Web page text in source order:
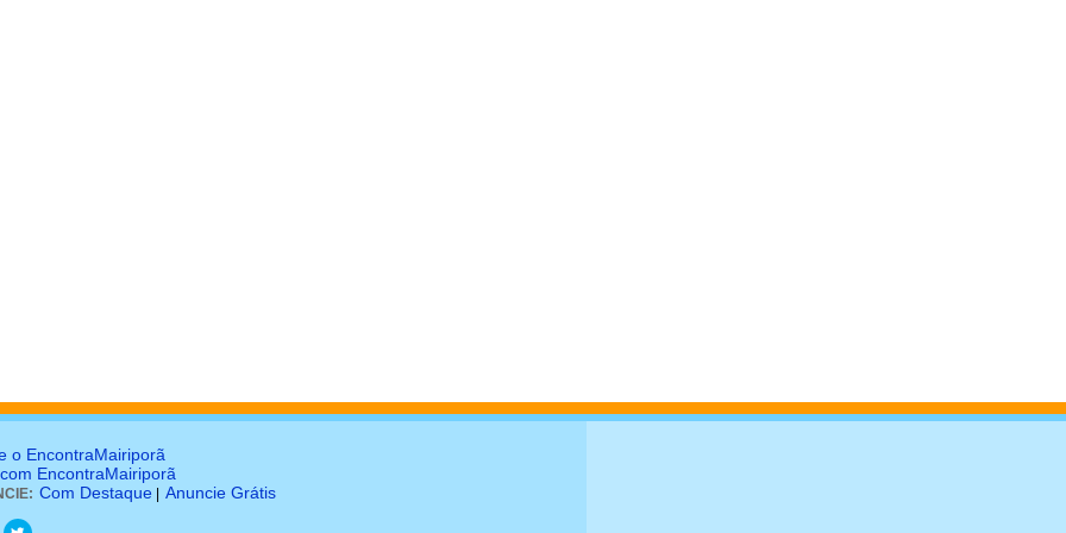
o EncontraMairiporã
EncontraMairiporã
Com Destaque Anuncie Grátis